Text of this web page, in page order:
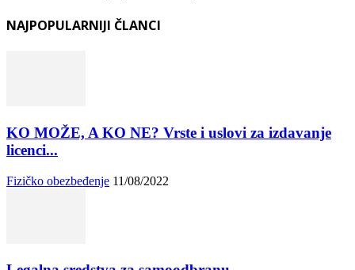
NAJPOPULARNIJI ČLANCI
KO MOŽE, A KO NE? Vrste i uslovi za izdavanje
licenci...
Fizičko obezbeđenje 11/08/2022